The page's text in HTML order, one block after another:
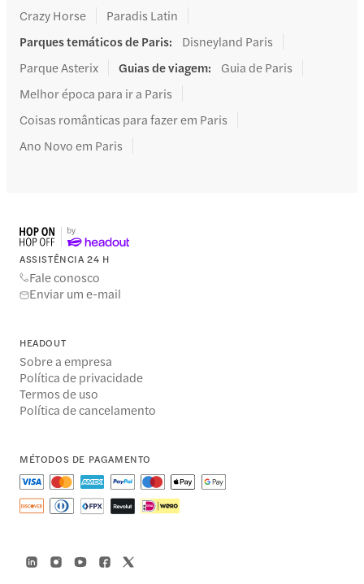
Crazy Horse
Paradis Latin
Parques temáticos de Paris:
Disneyland Paris
Parque Asterix
Guias de viagem:
Guia de Paris
Melhor época para ir a Paris
Coisas românticas para fazer em Paris
Ano Novo em Paris
ASSISTÊNCIA 24 H
Fale conosco
Enviar um e-mail
HEADOUT
Sobre a empresa
Política de privacidade
Termos de uso
Política de cancelamento
MÉTODOS DE PAGAMENTO